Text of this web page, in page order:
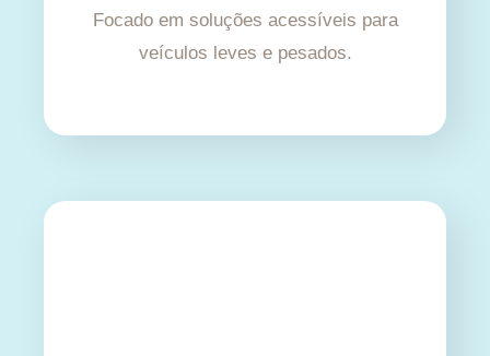
Focado em soluções acessíveis para
veículos leves e pesados.